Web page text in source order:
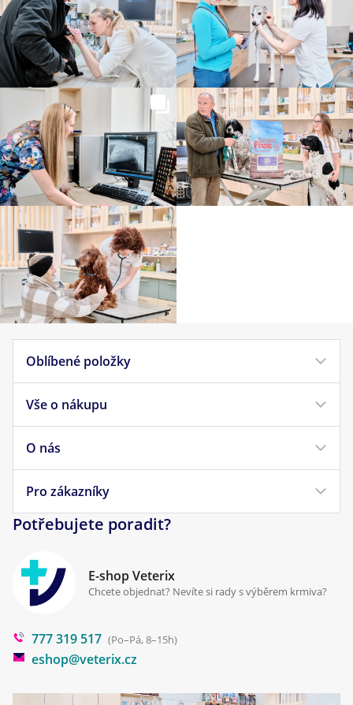
Oblíbené položky
Krmivo pro psy
Krmivo pro kočky
Veterinární diety
Pamlsky pro psy
Vše o nákupu
Doprava a platba
Obchodní podmínky
Reklamace a vrácení
Cookies a podmínky používání
O nás
Náš příběh
Pro zákazníky
Klinika Prostějov
Poradna
Blog
Potřebujete poradit?
E-shop Veterix
Chcete objednat? Nevíte si rady s výběrem krmiva?
777 319 517 (Po–Pá, 8–15h)
eshop@veterix.cz